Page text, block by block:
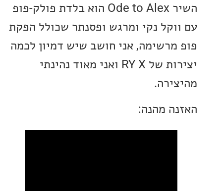
השיר Ode to Alex הוא בלדת פולק-פופ
נקי ומרגש ופסנתר שכולל הפקת
אני חושב שיש דמיון לכמה
יצירות של RY X ואני מאוד נהינתי
מהנה: